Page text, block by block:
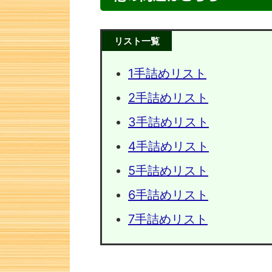
リスト一覧
1手詰めリスト
2手詰めリスト
3手詰めリスト
4手詰めリスト
5手詰めリスト
6手詰めリスト
7手詰めリスト
次の一手問題・1